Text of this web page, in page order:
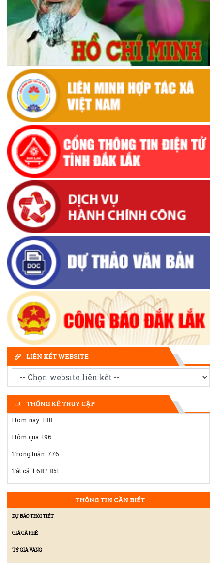
LIÊN KẾT WEBSITE
THỐNG KÊ TRUY CẬP
Hôm nay: 188
Hôm qua: 196
Trong tuần: 776
Tất cả: 1.687.851
THÔNG TIN CẦN BIẾT
DỰ BÁO THỜI TIẾT
GIÁ CÀ PHÊ
TỶ GIÁ VÀNG